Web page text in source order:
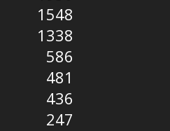
1548
1338
586
481
436
247